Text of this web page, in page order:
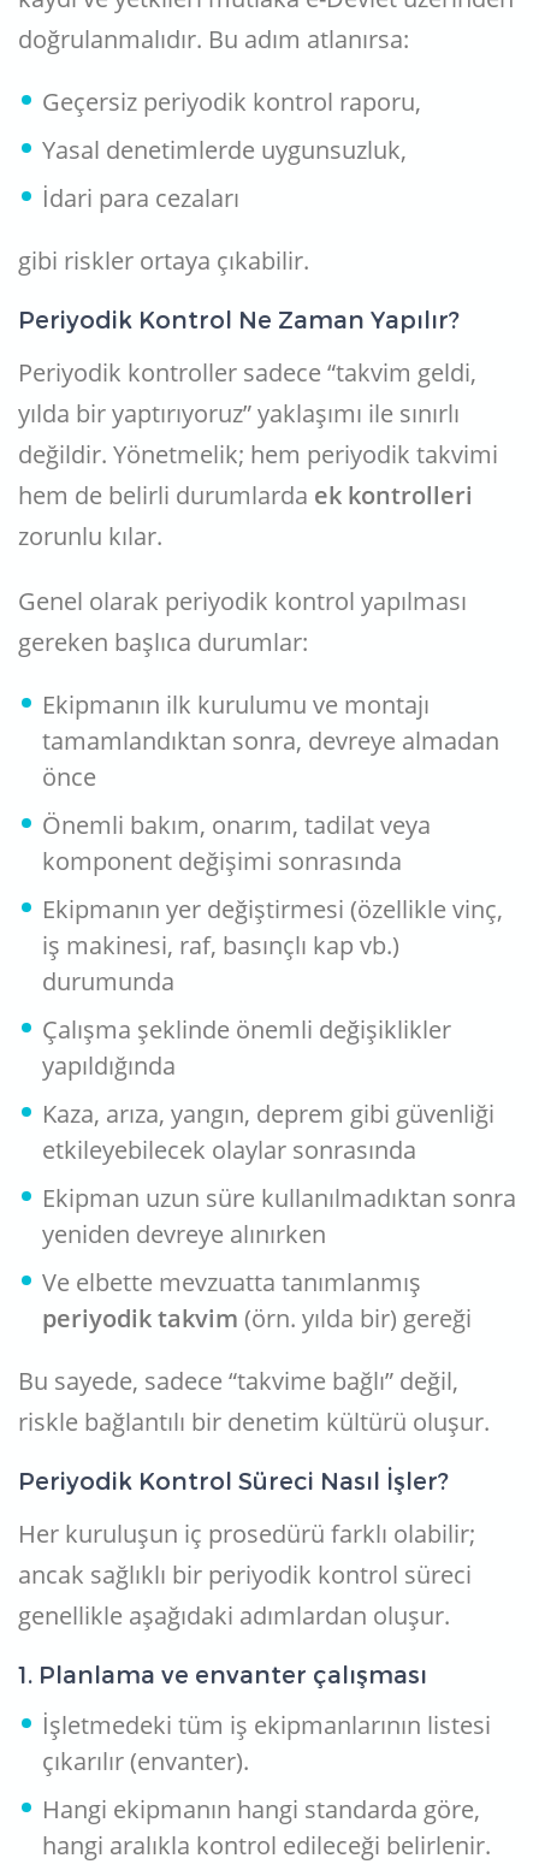
doğrulanmalıdır. Bu adım atlanırsa:
Geçersiz periyodik kontrol raporu,
Yasal denetimlerde uygunsuzluk,
İdari para cezaları
gibi riskler ortaya çıkabilir.
Periyodik Kontrol Ne Zaman Yapılır?
Periyodik kontroller sadece “takvim geldi,
yılda bir yaptırıyoruz” yaklaşımı ile sınırlı
değildir. Yönetmelik; hem periyodik takvimi
hem de belirli durumlarda ek kontrolleri
zorunlu kılar.
Genel olarak periyodik kontrol yapılması
gereken başlıca durumlar:
Ekipmanın ilk kurulumu ve montajı
tamamlandıktan sonra, devreye almadan
önce
Önemli bakım, onarım, tadilat veya
komponent değişimi sonrasında
Ekipmanın yer değiştirmesi (özellikle vinç,
iş makinesi, raf, basınçlı kap vb.)
durumunda
Çalışma şeklinde önemli değişiklikler
yapıldığında
Kaza, arıza, yangın, deprem gibi güvenliği
etkileyebilecek olaylar sonrasında
Ekipman uzun süre kullanılmadıktan sonra
yeniden devreye alınırken
Ve elbette mevzuatta tanımlanmış
periyodik takvim (örn. yılda bir) gereği
Bu sayede, sadece “takvime bağlı” değil,
riskle bağlantılı bir denetim kültürü oluşur.
Periyodik Kontrol Süreci Nasıl İşler?
Her kuruluşun iç prosedürü farklı olabilir;
ancak sağlıklı bir periyodik kontrol süreci
genellikle aşağıdaki adımlardan oluşur.
1. Planlama ve envanter çalışması
İşletmedeki tüm iş ekipmanlarının listesi
çıkarılır (envanter).
Hangi ekipmanın hangi standarda göre,
hangi aralıkla kontrol edileceği belirlenir.